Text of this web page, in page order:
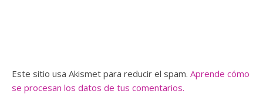
Este sitio usa Akismet para reducir el spam. Aprende cómo
se procesan los datos de tus comentarios.